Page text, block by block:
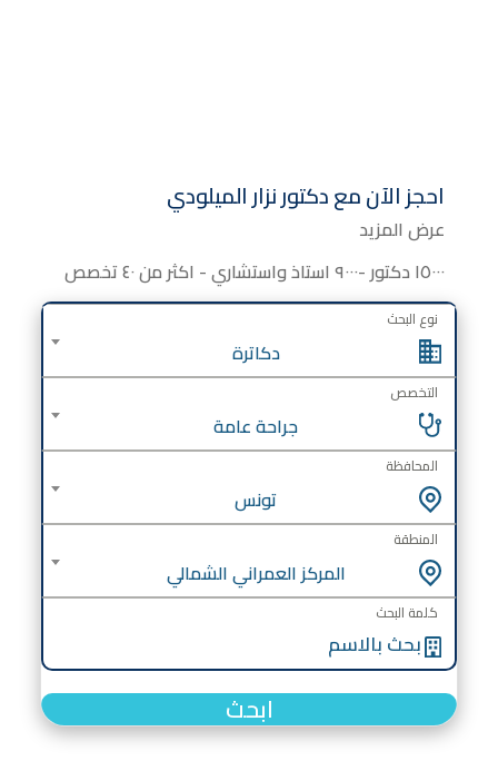
احجز الآن معدكتورنزار الميلودي
عرض المزيد
١٥٠٠٠ دكتور -٩٠٠٠ استاذ واستشاري - اكثر من ٤٠ تخصص
نوع البحث
دكاترة
التخصص
جراحة عامة
المحافظة
تونس
المنطقة
المركز العمراني الشمالي
كلمة البحث
ابحث